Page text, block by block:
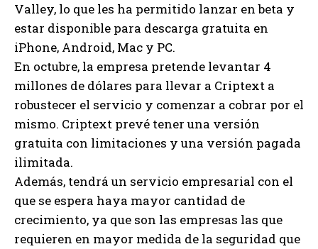
Valley, lo que les ha permitido lanzar en beta y
estar disponible para descarga gratuita en
iPhone, Android, Mac y PC.
En octubre, la empresa pretende levantar 4
millones de dólares para llevar a Criptext a
robustecer el servicio y comenzar a cobrar por el
mismo. Criptext prevé tener una versión
gratuita con limitaciones y una versión pagada
ilimitada.
Además, tendrá un servicio empresarial con el
que se espera haya mayor cantidad de
crecimiento, ya que son las empresas las que
requieren en mayor medida de la seguridad que